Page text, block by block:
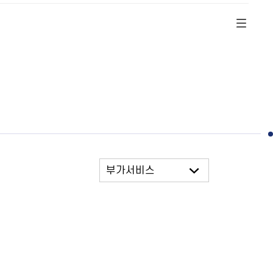
부가서비스